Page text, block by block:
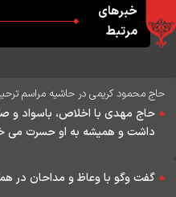
خبرهای
مرتبط
حاج محمود کریمی در حاشیه مراسم
حاج مهدی با اخلاص، باسواد و
داشت و همیشه به او حسرت می
گفت وگو با وعاظ و مداحان در